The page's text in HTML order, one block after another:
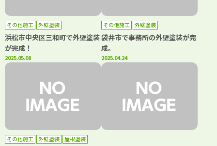
その他施工 外壁塗装
浜松市中央区三和町で外壁塗装
が完成！
2025.05.08
その他施工 外壁塗装
袋井市で事務所の外壁塗装が完
成。
2025.04.24
その他施工 外壁塗装 屋根塗装